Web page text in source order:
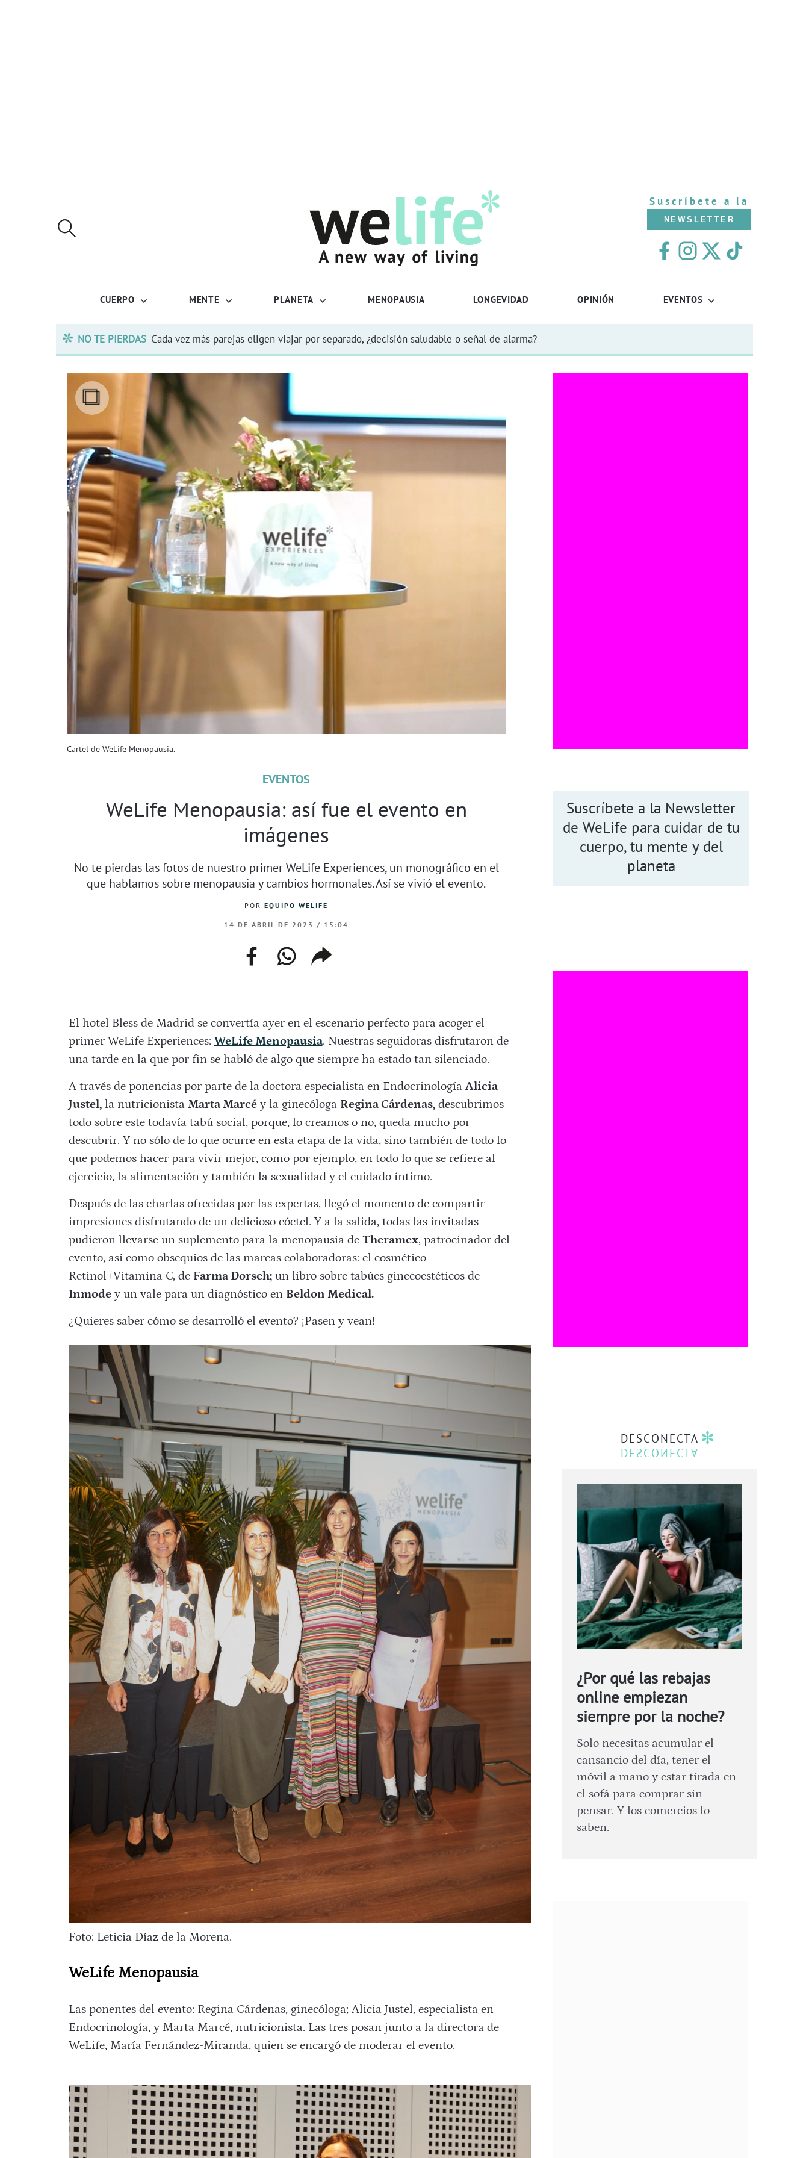
Suscríbete a la
NEWSLETTER
CUERPO MENTE PLANETA MENOPAUSIA LONGEVIDAD OPINIÓN EVENTOS
NO TE PIERDAS Cada vez más parejas eligen viajar por separado, ¿decisión saludable o señal de alarma?
Cartel de WeLife Menopausia.
EVENTOS
WeLife Menopausia: así fue el evento en
imágenes
No te pierdas las fotos de nuestro primer WeLife Experiences, un monográfico en el
que hablamos sobre menopausia y cambios hormonales. Así se vivió el evento.
POREQUIPO WELIFE
14 DE ABRIL DE 2023 / 15:04
facebookwhatsapp
web
copiar
enlace
El hotel Bless de Madrid se convertía ayer en el escenario perfecto para acoger el
primer WeLife Experiences: WeLife Menopausia. Nuestras seguidoras disfrutaron de
una tarde en la que por fin se habló de algo que siempre ha estado tan silenciado.
A través de ponencias por parte de la doctora especialista en Endocrinología Alicia
Justel,la nutricionista Marta Marcéy la ginecóloga Regina Cárdenas,descubrimos
todo sobre este todavía tabú social, porque, lo creamos o no, queda mucho por
descubrir. Y no sólo de lo que ocurre en esta etapa de la vida, sino también de todo lo
que podemos hacer para vivir mejor, como por ejemplo, en todo lo que se refiere al
ejercicio, la alimentación y también la sexualidad y el cuidado íntimo.
Después de las charlas ofrecidas por las expertas, llegó el momento de compartir
impresiones disfrutando de un delicioso cóctel. Y a la salida, todas las invitadas
pudieron llevarse un suplemento para la menopausia de Theramex, patrocinador del
evento, así como obsequios de las marcas colaboradoras: el cosmético
Retinol+Vitamina C, de Farma Dorsch;un libro sobre tabúes ginecoestéticos de
Inmodey un vale para un diagnóstico en Beldon Medical.
¿Quieres saber cómo se desarrolló el evento? ¡Pasen y vean!
Foto: Leticia Díaz de la Morena.
WeLife Menopausia
Las ponentes del evento: Regina Cárdenas, ginecóloga; Alicia Justel, especialista en
Endocrinología, y Marta Marcé, nutricionista. Las tres posan junto a la directora de
WeLife, María Fernández-Miranda, quien se encargó de moderar el evento.
Suscríbete a la Newsletter
de WeLife para cuidar de tu
cuerpo, tu mente y del
planeta
DESCONECTA
¿Por qué las rebajas
online empiezan
siempre por la noche?
Solo necesitas acumular el
cansancio del día, tener el
móvil a mano y estar tirada en
el sofá para comprar sin
pensar. Y los comercios lo
saben.